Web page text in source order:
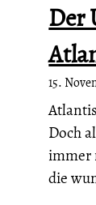
Der
15.
Doch
immer
die